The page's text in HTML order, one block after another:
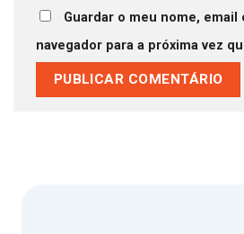
Guardar o meu nome, email
navegador para a próxima vez